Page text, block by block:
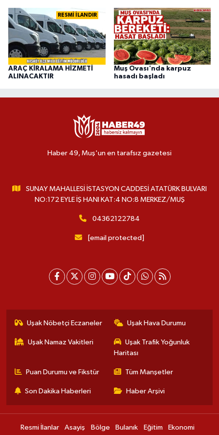
RESMİ İLANDIR
ARAÇ KİRALAMA HİZMETİ
ALINACAKTIR
Muş Ovası'nda karpuz
hasadı başladı
Haber 49, Muş'un en tarafsız gazetesi
SUNAY MAHALLESİ İSTASYON CADDESİ ATATÜRK BULVARI
NO:172 EYLE İŞ HANI KAT:4 NO:8 MERKEZ/MUŞ
04362122784
[email protected]
Uşak Nöbetçi Eczaneler Uşak Hava Durumu
Uşak Namaz Vakitleri
Uşak Trafik Yoğunluk
Haritası
Puan Durumu ve Fikstür Tüm Manşetler
Son Dakika Haberleri Haber Arşivi
Resmi İlanlar Asayiş Bölge Bulanık Eğitim
Ekonomi